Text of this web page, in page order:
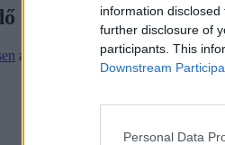
information
further disclosure of
participants. This
Downstream
Personal Data
oktatási miniszter
arról, hogy a Tisza győzelmével 16